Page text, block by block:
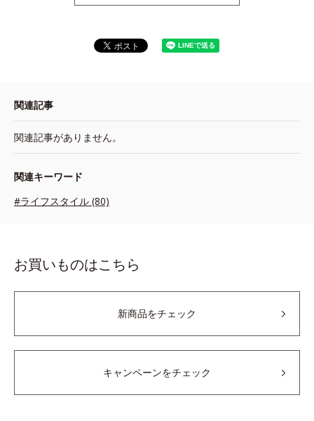
関連記事
関連記事がありません。
関連キーワード
#ライフスタイル (80)
お買いものはこちら
新商品をチェック
キャンペーンをチェック